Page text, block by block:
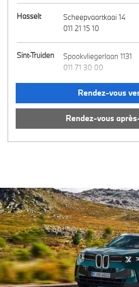
Hasselt
Scheepvaartkaai 14
011 21 15 10
Sint-Truiden
Spookvliegerlaan 1131
011 71 30 00
Ambachtenlaan 2a
016 81 25 39
Rendez-vous
Rendez-vous